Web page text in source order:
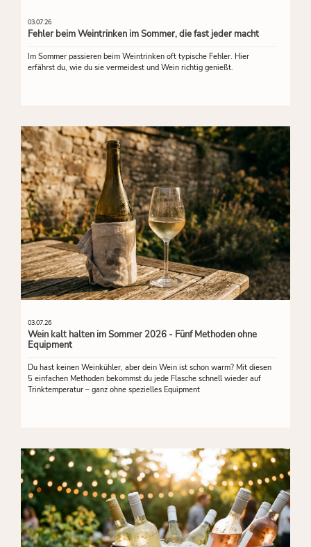
03.07.26
Fehler beim Weintrinken im Sommer, die fast jeder macht
Im Sommer passieren beim Weintrinken oft typische Fehler. Hier
erfährst du, wie du sie vermeidest und Wein richtig genießt.
03.07.26
Wein kalt halten im Sommer 2026 - Fünf Methoden ohne
Equipment
Du hast keinen Weinkühler, aber dein Wein ist schon warm? Mit diesen
5 einfachen Methoden bekommst du jede Flasche schnell wieder auf
Trinktemperatur – ganz ohne spezielles Equipment